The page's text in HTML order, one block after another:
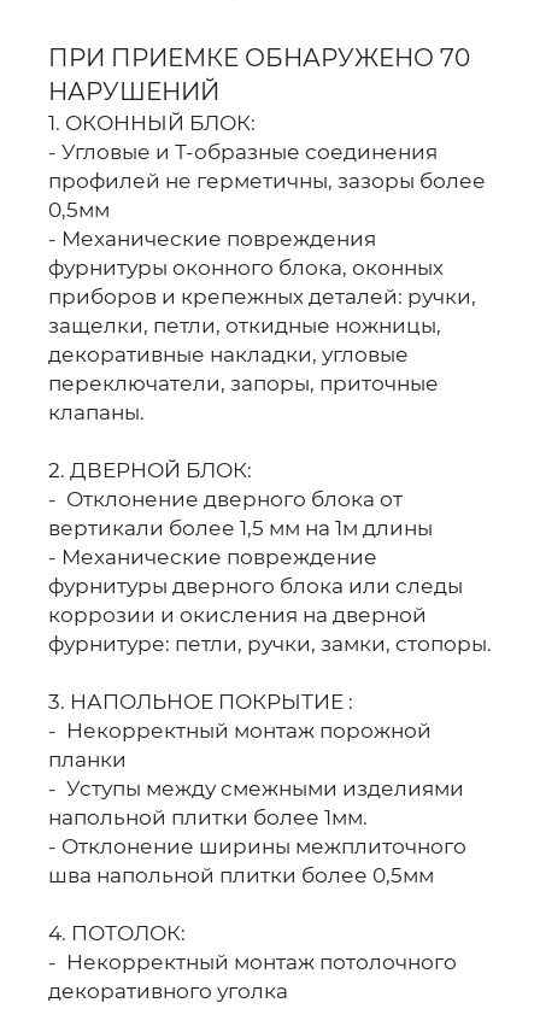
ПРИ ПРИЕМКЕ ОБНАРУЖЕНО 70
НАРУШЕНИЙ
1. ОКОННЫЙ БЛОК:
- Угловые и Т-образные соединения
профилей не герметичны, зазоры более
0,5мм
- Механические повреждения
фурнитуры оконного блока, оконных
приборов и крепежных деталей: ручки,
защелки, петли, откидные ножницы,
декоративные накладки, угловые
переключатели, запоры, приточные
клапаны.
2. ДВЕРНОЙ БЛОК:
- Отклонение дверного блока от
вертикали более 1,5 мм на 1м длины
- Механические повреждение
фурнитуры дверного блока или следы
коррозии и окисления на дверной
фурнитуре: петли, ручки, замки, стопоры.
3. НАПОЛЬНОЕ ПОКРЫТИЕ :
- Некорректный монтаж порожной
планки
- Уступы между смежными изделиями
напольной плитки более 1мм.
- Отклонение ширины межплиточного
шва напольной плитки более 0,5мм
4. ПОТОЛОК:
- Некорректный монтаж потолочного
декоративного уголка